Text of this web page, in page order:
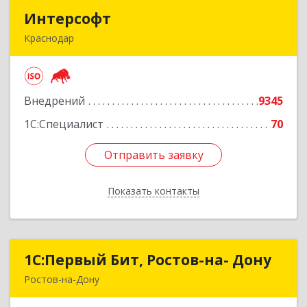
Интерсофт
Краснодар
Внедрений
9345
1С:Специалист
70
Отправить заявку
Показать контакты
Подробнее
Отправить заявку
Назад
1С:Первый Бит, Ростов-на- Дону
Ростов-на-Дону
1С:Первый Бит, Ростов-на- Дону